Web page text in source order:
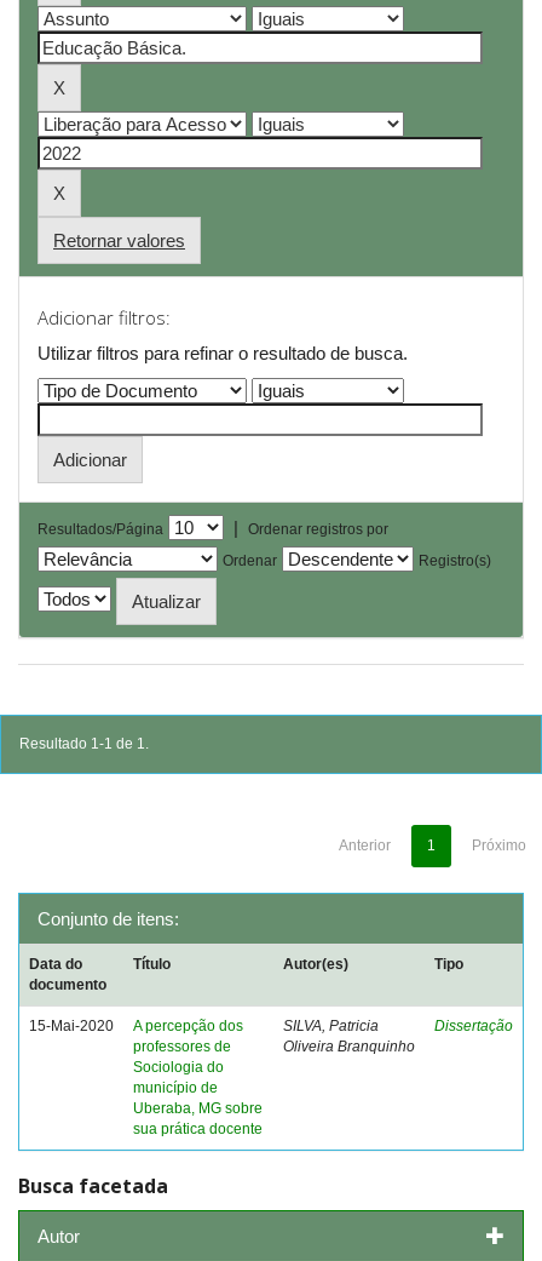
Retornar valores
Adicionar filtros:
Utilizar filtros para refinar o resultado de busca.
Resultados/Página |
Ordenar registros por
Ordenar
Registro(s)
Resultado 1-1 de 1.
Anterior 1 Próximo
Conjunto de itens:
Data do
documento
Título Autor(es) Tipo
15-Mai-2020
A percepção dos
professores de
Sociologia do
município de
Uberaba, MG sobre
sua prática docente
SILVA, Patricia
Oliveira Branquinho
Dissertação
Busca facetada
Autor